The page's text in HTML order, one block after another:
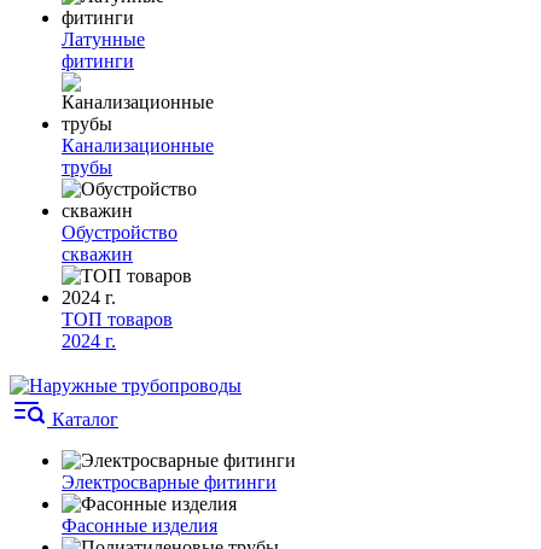
Латунные
фитинги
Канализационные
трубы
Обустройство
скважин
ТОП товаров
2024 г.
Каталог
Электросварные фитинги
Фасонные изделия